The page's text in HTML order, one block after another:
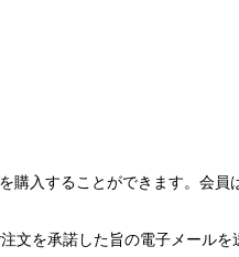
購入することができます。会
文を承諾した旨の電子メール